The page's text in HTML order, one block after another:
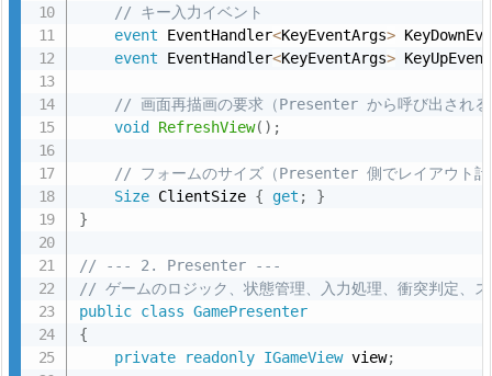
方
法
5.
U
M
L
図
5.
ク
ラ
// キー入力イベント
event EventHandler<KeyEventArgs>
event EventHandler<KeyEventArgs> KeyUpEvent
// 画面再描画の要求（Presenter から呼び出される
void
RefreshView( ) ;
// フォームのサイズ（Presenter 側でレイアウト計
Size ClientSize { get ;
}
}
// --- 2. Presenter ---
// ゲームのロジック、状態管理、入力処理、衝突判定、
public class GamePresenter
{
private
readonly IGameView view;